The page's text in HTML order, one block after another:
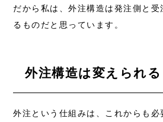
だから私は、外注構造は発注側と
るものだと思っています。
外注構造は変えられる
外注という仕組みは、これからも必